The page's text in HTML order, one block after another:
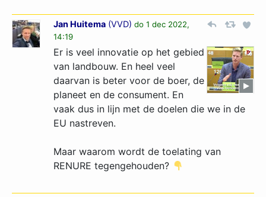
Jan Huitema (VVD) do 1 dec 2022,
14:19
Er is veel innovatie op het gebied
van landbouw. En heel veel
daarvan is beter voor de boer, de
planeet en de consument. En
vaak dus in lijn met de doelen die we in de
EU nastreven.
Maar waarom wordt de toelating van
RENURE tegengehouden?